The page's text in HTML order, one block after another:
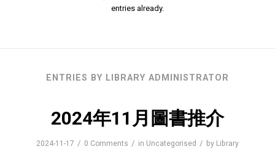
entries already.
ENTRIES BY LIBRARY ADMINISTRATOR
2024年11月圖書推介
2024-11-17 / 0 Comments / in Uncategorised / by Library